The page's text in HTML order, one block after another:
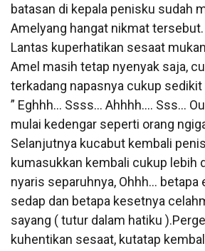
batasan di kepala penisku sudah
Amelyang hangat nikmat tersebut.
Lantas kuperhatikan sesaat
Amel masih tetap nyenyak saja,
terkadang napasnya cukup sedikit
” Eghhh… Ssss… Ahhhh…. Sss…
mulai kedengar seperti orang
Selanjutnya kucabut kembali
kumasukkan kembali cukup lebih
nyaris separuhnya, Ohhh… betapa
sedap dan betapa kesetnya
sayang ( tutur dalam hatiku
kuhentikan sesaat, kutatap